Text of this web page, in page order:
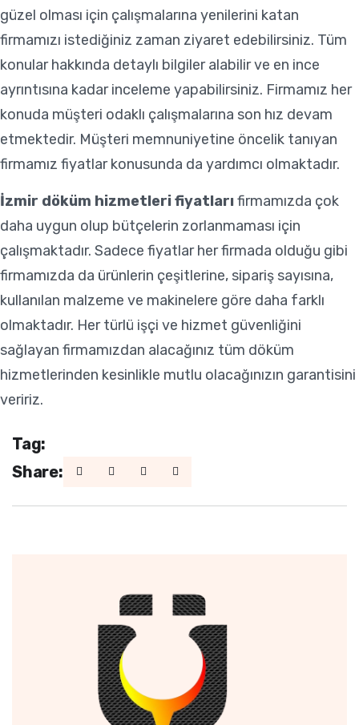
güzel olması için çalışmalarına yenilerini katan
firmamızı istediğiniz zaman ziyaret edebilirsiniz. Tüm
konular hakkında detaylı bilgiler alabilir ve en ince
ayrıntısına kadar inceleme yapabilirsiniz. Firmamız her
konuda müşteri odaklı çalışmalarına son hız devam
etmektedir. Müşteri memnuniyetine öncelik tanıyan
firmamız fiyatlar konusunda da yardımcı olmaktadır.
İzmir döküm hizmetleri fiyatlarıfirmamızda çok
daha uygun olup bütçelerin zorlanmaması için
çalışmaktadır. Sadece fiyatlar her firmada olduğu gibi
firmamızda da ürünlerin çeşitlerine, sipariş sayısına,
kullanılan malzeme ve makinelere göre daha farklı
olmaktadır. Her türlü işçi ve hizmet güvenliğini
sağlayan firmamızdan alacağınız tüm döküm
hizmetlerinden kesinlikle mutlu olacağınızın garantisini
veririz.
Tag:
Share: